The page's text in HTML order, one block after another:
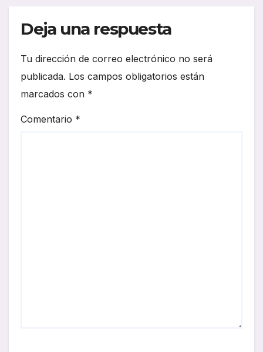
Deja una respuesta
Tu dirección de correo electrónico no será
publicada. Los campos obligatorios están
marcados con *
Comentario *